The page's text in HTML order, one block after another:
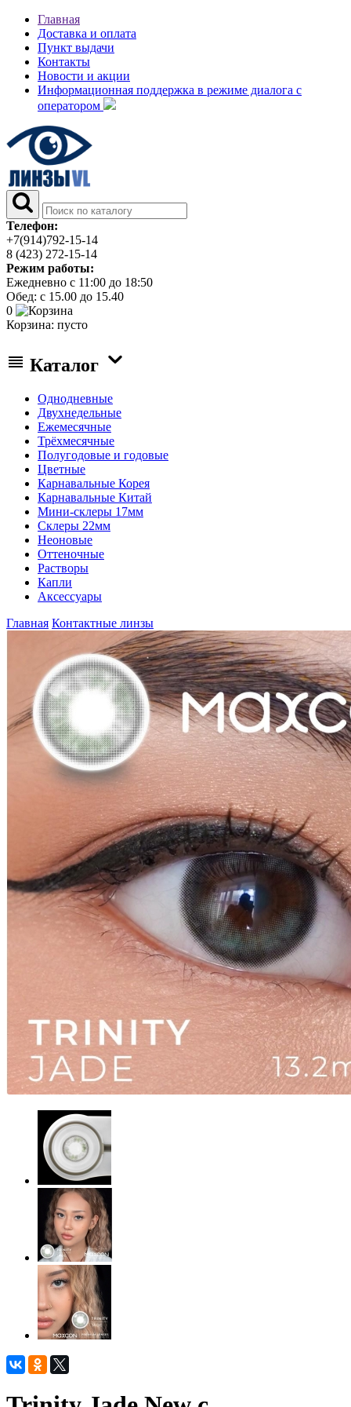
Главная
Доставка и оплата
Пункт выдачи
Контакты
Новости и акции
Информационная поддержка в режиме диалога с
оператором
Телефон:
+7(914)792-15-14
8 (423) 272-15-14
Режим работы:
Ежедневно с 11:00 до 18:50
Обед: с 15.00 до 15.40
0
Корзина: пусто
Каталог
Однодневные
Двухнедельные
Ежемесячные
Трёхмесячные
Полугодовые и годовые
Цветные
Карнавальные Корея
Карнавальные Китай
Мини-склеры 17мм
Склеры 22мм
Неоновые
Оттеночные
Растворы
Капли
Аксессуары
Главная Контактные линзы